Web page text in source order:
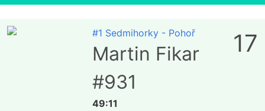
#1 Sedmihorky - Pohoř
Martin Fikar
#931
49:11
17